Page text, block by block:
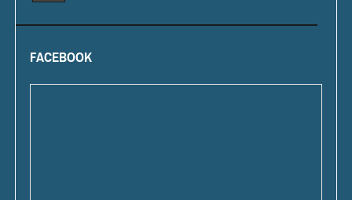
FACEBOOK